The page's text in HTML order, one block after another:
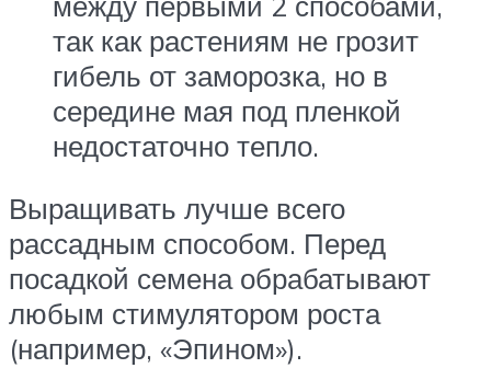
так как растениям не грозит
гибель от заморозка, но в
середине мая под пленкой
недостаточно тепло.
Выращивать лучше всего
рассадным способом. Перед
посадкой семена обрабатывают
любым стимулятором роста
(например, «Эпином»).